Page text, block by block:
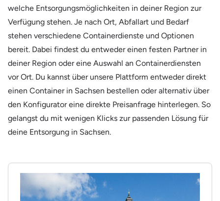
welche Entsorgungsmöglichkeiten in deiner Region zur
Verfügung stehen. Je nach Ort, Abfallart und Bedarf
stehen verschiedene Containerdienste und Optionen
bereit. Dabei findest du entweder einen festen Partner in
deiner Region oder eine Auswahl an Containerdiensten
vor Ort. Du kannst über unsere Plattform entweder direkt
einen Container in Sachsen bestellen oder alternativ über
den Konfigurator eine direkte Preisanfrage hinterlegen. So
gelangst du mit wenigen Klicks zur passenden Lösung für
deine Entsorgung in Sachsen.